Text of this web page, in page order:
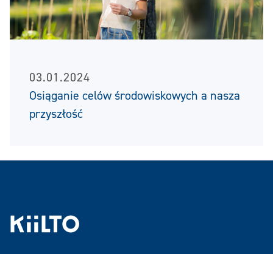
03.01.2024
Osiąganie celów środowiskowych a nasza
przyszłość